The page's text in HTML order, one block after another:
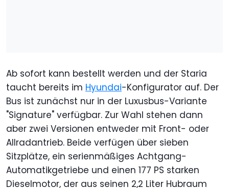
Ab sofort kann bestellt werden und der Staria
taucht bereits im Hyundai-Konfigurator auf. Der
Bus ist zunächst nur in der Luxusbus-Variante
"Signature" verfügbar. Zur Wahl stehen dann
aber zwei Versionen entweder mit Front- oder
Allradantrieb. Beide verfügen über sieben
Sitzplätze, ein serienmäßiges Achtgang-
Automatikgetriebe und einen 177 PS starken
Dieselmotor, der aus seinen 2,2 Liter Hubraum